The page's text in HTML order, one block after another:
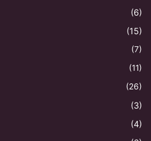
(6)
(15)
(7)
(11)
(26)
(3)
(4)